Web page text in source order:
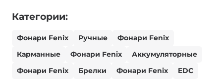
Категории:
Фонари Fenix Ручные
Фонари Fenix
Карманные
Фонари Fenix
Аккумуляторные
Фонари Fenix
Брелки Фонари Fenix EDC